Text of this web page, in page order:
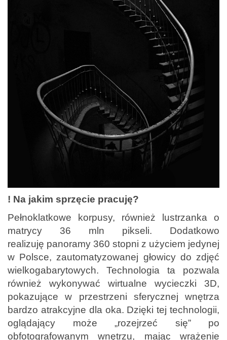
! Na jakim sprzęcie pracuję?
Pełnoklatkowe korpusy, również lustrzanka o
matrycy 36 mln pikseli. Dodatkowo
realizuję panoramy 360 stopni z użyciem jedynej
w Polsce, zautomatyzowanej głowicy do zdjęć
wielkogabarytowych. Technologia ta pozwala
również wykonywać wirtualne wycieczki 3D,
pokazujące w przestrzeni sferycznej wnętrza
bardzo atrakcyjne dla oka. Dzięki tej technologii,
oglądający może „rozejrzeć się” po
obfotografowanym wnętrzu, mając wrażenie